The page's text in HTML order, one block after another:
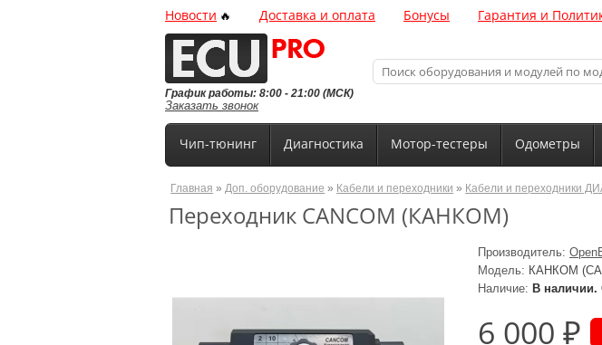
График работы: 8:00 - 21:00 (МСК)
Заказать звонок
Новости 🔥 Доставка и оплата Бонусы Гарантия и
Чип-тюнинг Диагностика Мотор-тестеры Одометры
Главная » Доп. оборудование » Кабели и переходники » Кабели и переходники
Переходник CANCOM (КАНКОМ)
Производитель:
Модель: КАНКОМ
Наличие: В наличии.
6 000 ₽